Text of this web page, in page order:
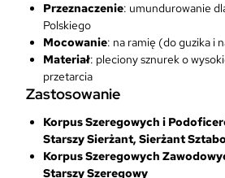
Przeznaczenie: umundurowanie
Polskiego
Mocowanie: na ramię (do guzika i
Materiał: pleciony sznurek o
przetarcia
Zastosowanie
Korpus Szeregowych i
Starszy Sierżant, Sierżant
Korpus Szeregowych
Starszy Szeregowy